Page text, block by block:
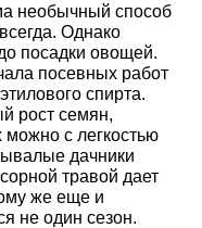
необычный способ
Однако
посадки овощей.
посевных работ
спирта.
рост семян,
можно с легкостью
дачники
травой дает
же еще и
не один сезон.